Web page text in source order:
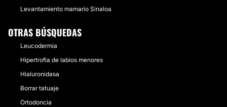
Levantamiento mamario Sinaloa
OTRAS BÚSQUEDAS
Leucodermia
Hipertrofia de labios menores
Hialuronidasa
Borrar tatuaje
Ortodoncia